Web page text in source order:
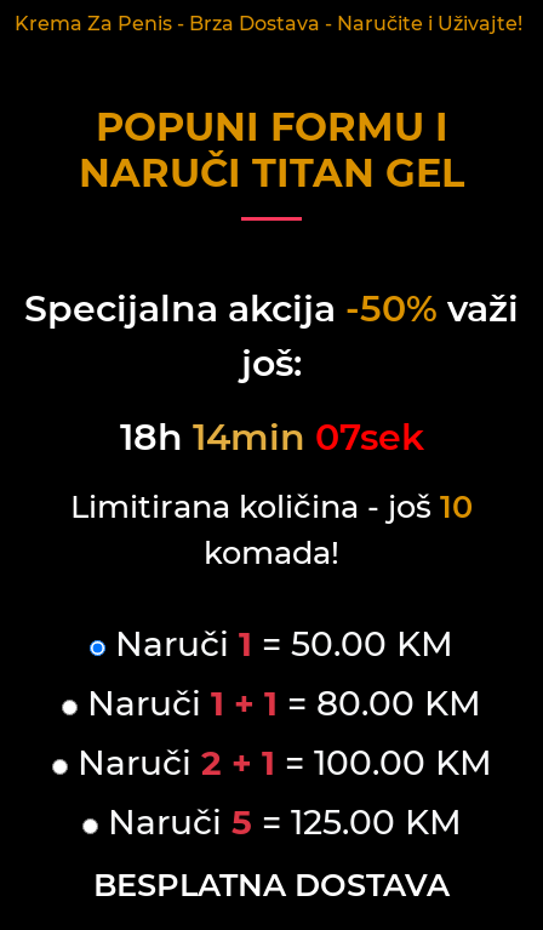
Krema Za Penis - Brza Dostava - Naručite i Uživajte!
POPUNI FORMU I
NARUČI TITAN GEL
Specijalna akcija -50% važi
još:
18h 14min 07sek
Limitirana količina - još 10
komada!
Naruči 1 = 50.00 KM
Naruči 1 + 1 = 80.00 KM
Naruči 2 + 1 = 100.00 KM
Naruči 5 = 125.00 KM
BESPLATNA DOSTAVA